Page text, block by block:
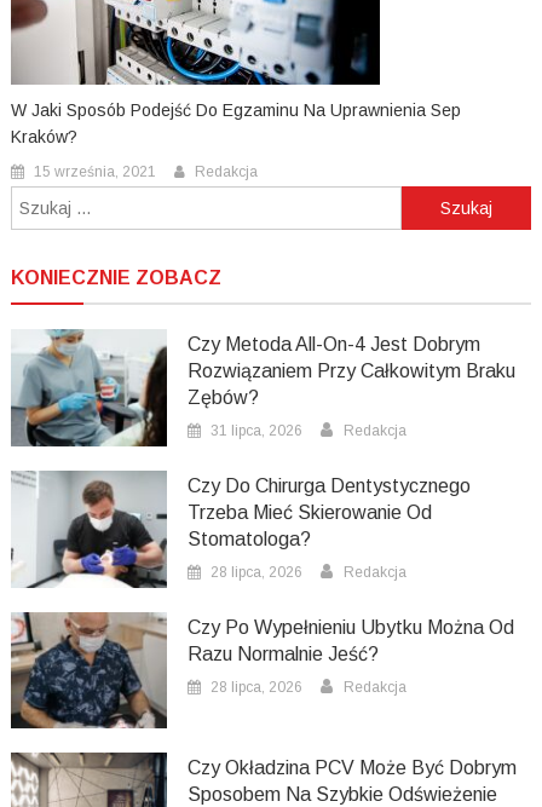
W Jaki Sposób Podejść Do Egzaminu Na Uprawnienia Sep
Kraków?
15 września, 2021 Redakcja
Szukaj:
KONIECZNIE ZOBACZ
Czy Metoda All-On-4 Jest Dobrym
Rozwiązaniem Przy Całkowitym Braku
Zębów?
31 lipca, 2026 Redakcja
Czy Do Chirurga Dentystycznego
Trzeba Mieć Skierowanie Od
Stomatologa?
28 lipca, 2026 Redakcja
Czy Po Wypełnieniu Ubytku Można Od
Razu Normalnie Jeść?
28 lipca, 2026 Redakcja
Czy Okładzina PCV Może Być Dobrym
Sposobem Na Szybkie Odświeżenie